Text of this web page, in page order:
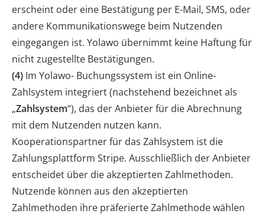
erscheint oder eine Bestätigung per E-Mail, SMS, oder
andere Kommunikationswege beim Nutzenden
eingegangen ist. Yolawo übernimmt keine Haftung für
nicht zugestellte Bestätigungen.
(4) Im Yolawo- Buchungssystem ist ein Online-
Zahlsystem integriert (nachstehend bezeichnet als
„Zahlsystem“), das der Anbieter für die Abrechnung
mit dem Nutzenden nutzen kann.
Kooperationspartner für das Zahlsystem ist die
Zahlungsplattform Stripe. Ausschließlich der Anbieter
entscheidet über die akzeptierten Zahlmethoden.
Nutzende können aus den akzeptierten
Zahlmethoden ihre präferierte Zahlmethode wählen